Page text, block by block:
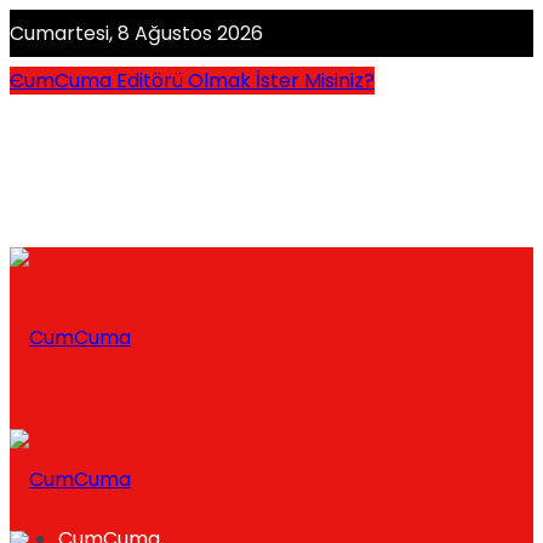
Cumartesi, 8 Ağustos 2026
CumCuma Editörü Olmak İster Misiniz?